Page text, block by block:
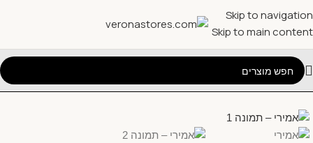
Skip to navigation
Skip to main content